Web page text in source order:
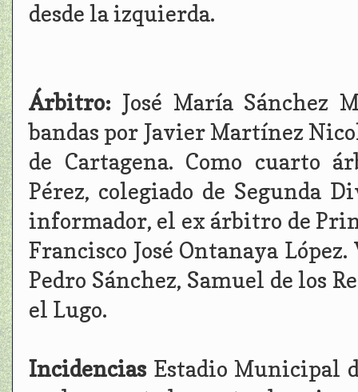
desde la izquierda.
Árbitro: José María Sánchez
bandas por Javier Martínez
de Cartagena. Como cuarto
Pérez, colegiado de Segunda
informador, el ex árbitro de
Francisco José Ontanaya
Pedro Sánchez, Samuel de los
el Lugo.
Incidencias Estadio Municipal